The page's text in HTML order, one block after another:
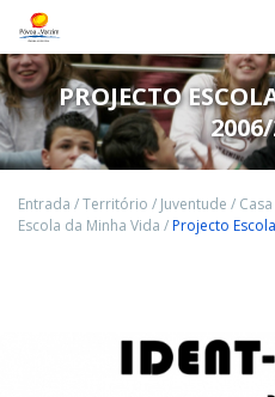
PROJECTO
Entrada /Território / Juventude /
Escola da Minha Vida /Projecto